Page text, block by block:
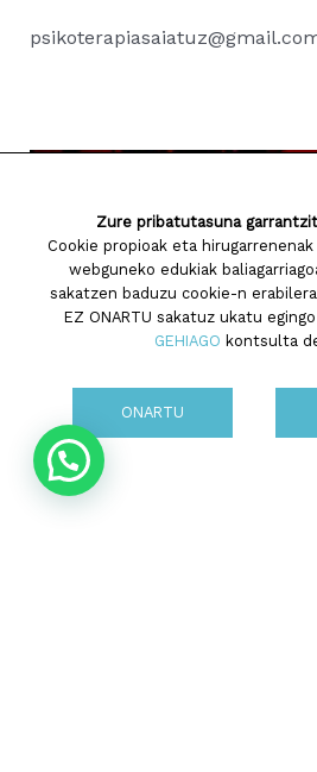
Zure pribatutasuna
Cookie propioak eta
webguneko edukiak
sakatzen baduzu cookie-n
EZ ONARTU sakatuz ukatu
GEHIAGO kontsulta
ONARTU